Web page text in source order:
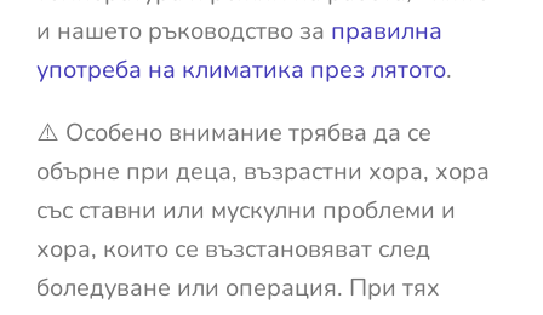
и нашето ръководство за правилна
употреба на климатика през лятото.
⚠️ Особено внимание трябва да се
обърне при деца, възрастни хора, хора
със ставни или мускулни проблеми и
хора, които се възстановяват след
боледуване или операция. При тях